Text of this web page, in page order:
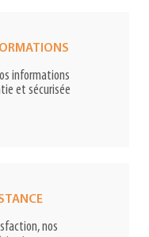
informations
et sécurisée
nos